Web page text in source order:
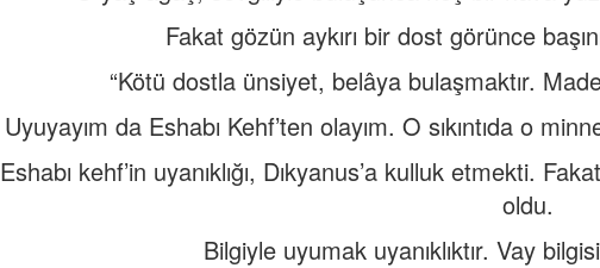
Fakat gözün aykırı bir dost görünce
“Kötü dostla ünsiyet, belâya bulaşmaktır.
Uyuyayım da Eshabı Kehf’ten olayım. O sıkıntıda o
Eshabı kehf’in uyanıklığı, Dıkyanus’a kulluk etmekti.
oldu.
Bilgiyle uyumak uyanıklıktır. Vay